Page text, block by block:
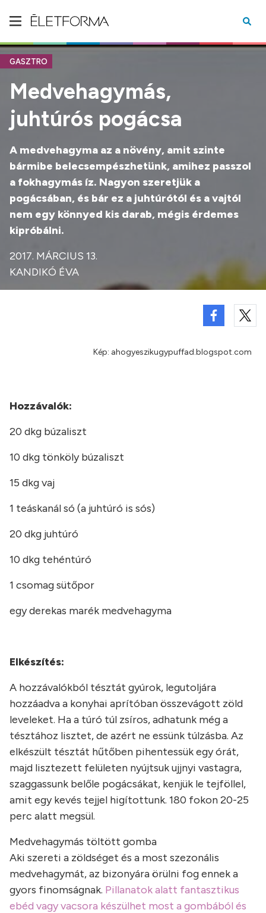
GASZTRO
Medvehagymás,
juhtúrós pogácsa
A medvehagyma az a növény, amit szinte
bármibe belecsempészhetünk, amihez passzol
a fokhagymás íz. Nagyon szeretjük a
pogácsában, és bár ez a juhtúrótól és a vajtól
nem egy könnyed kis darab, mégis érdemes
kipróbálni.
2017. MÁRCIUS 13.
KANDIKÓ ÉVA
Kép: ahogyeszikugypuffad.blogspot.com
Hozzávalók:
20 dkg búzaliszt
10 dkg tönköly búzaliszt
15 dkg vaj
1 teáskanál só (a juhtúró is sós)
20 dkg juhtúró
10 dkg tehéntúró
1 csomag sütőpor
egy derekas marék medvehagyma
Elkészítés:
A hozzávalókból tésztát gyúrok, legutoljára
hozzáadva a konyhai aprítóban összevágott zöld
leveleket. Ha a túró túl zsíros, adhatunk még a
tésztához lisztet, de azért ne essünk túlzásba. Az
elkészült tésztát hűtőben pihentessük egy órát,
majd lisztezett felületen nyújtsuk ujjnyi vastagra,
szaggassunk belőle pogácsákat, kenjük le tejföllel,
amit egy kevés tejjel higítottunk. 180 fokon 20-25
perc alatt megsül.
Medvehagymás töltött gomba
Aki szereti a zöldséget és a most szezonális
medvehagymát, az bizonyára örülni fog ennek a
gyors finomságnak. Pillanatok alatt fantasztikus
ebéd vagy vacsora készülhet most a gombából és